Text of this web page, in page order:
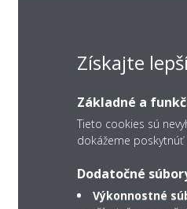
Získajte
Základné a
Tieto cookies sú
dokážeme poskytnúť
Dodatočné
Výkonnostné